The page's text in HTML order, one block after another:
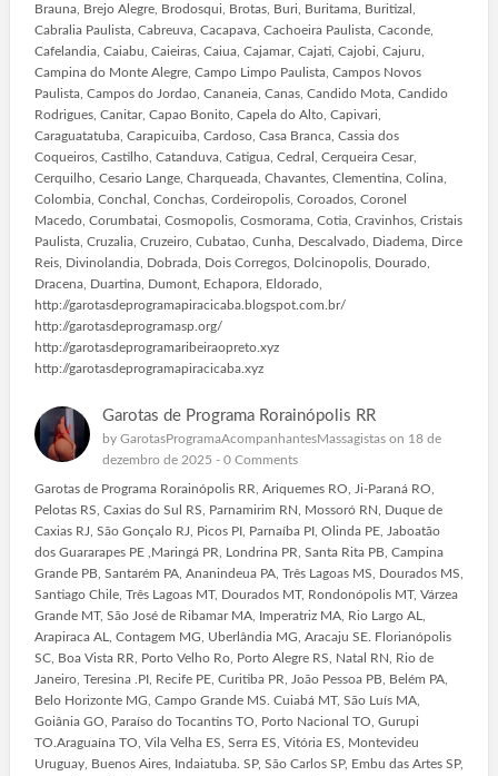
Brauna, Brejo Alegre, Brodosqui, Brotas, Buri, Buritama, Buritizal,
Cabralia Paulista, Cabreuva, Cacapava, Cachoeira Paulista, Caconde,
Cafelandia, Caiabu, Caieiras, Caiua, Cajamar, Cajati, Cajobi, Cajuru,
Campina do Monte Alegre, Campo Limpo Paulista, Campos Novos
Paulista, Campos do Jordao, Cananeia, Canas, Candido Mota, Candido
Rodrigues, Canitar, Capao Bonito, Capela do Alto, Capivari,
Caraguatatuba, Carapicuiba, Cardoso, Casa Branca, Cassia dos
Coqueiros, Castilho, Catanduva, Catigua, Cedral, Cerqueira Cesar,
Cerquilho, Cesario Lange, Charqueada, Chavantes, Clementina, Colina,
Colombia, Conchal, Conchas, Cordeiropolis, Coroados, Coronel
Macedo, Corumbatai, Cosmopolis, Cosmorama, Cotia, Cravinhos, Cristais
Paulista, Cruzalia, Cruzeiro, Cubatao, Cunha, Descalvado, Diadema, Dirce
Reis, Divinolandia, Dobrada, Dois Corregos, Dolcinopolis, Dourado,
Dracena, Duartina, Dumont, Echapora, Eldorado,
http://garotasdeprogramapiracicaba.blogspot.com.br/
http://garotasdeprogramasp.org/
http://garotasdeprogramaribeiraopreto.xyz
http://garotasdeprogramapiracicaba.xyz
Garotas de Programa Rorainópolis RR
by GarotasProgramaAcompanhantesMassagistason 18 de
dezembro de 2025 - 0 Comments
Garotas de Programa Rorainópolis RR, Ariquemes RO, Ji-Paraná RO,
Pelotas RS, Caxias do Sul RS, Parnamirim RN, Mossoró RN, Duque de
Caxias RJ, São Gonçalo RJ, Picos PI, Parnaíba PI, Olinda PE, Jaboatão
dos Guararapes PE ,Maringá PR, Londrina PR, Santa Rita PB, Campina
Grande PB, Santarém PA, Ananindeua PA, Três Lagoas MS, Dourados MS,
Santiago Chile, Três Lagoas MT, Dourados MT, Rondonópolis MT, Várzea
Grande MT, São José de Ribamar MA, Imperatriz MA, Rio Largo AL,
Arapiraca AL, Contagem MG, Uberlândia MG, Aracaju SE. Florianópolis
SC, Boa Vista RR, Porto Velho Ro, Porto Alegre RS, Natal RN, Rio de
Janeiro, Teresina .PI, Recife PE, Curitiba PR, João Pessoa PB, Belém PA,
Belo Horizonte MG, Campo Grande MS. Cuiabá MT, São Luís MA,
Goiânia GO, Paraíso do Tocantins TO, Porto Nacional TO, Gurupi
TO.Araguaína TO, Vila Velha ES, Serra ES, Vitória ES, Montevideu
Uruguay, Buenos Aires, Indaiatuba. SP, São Carlos SP, Embu das Artes SP,